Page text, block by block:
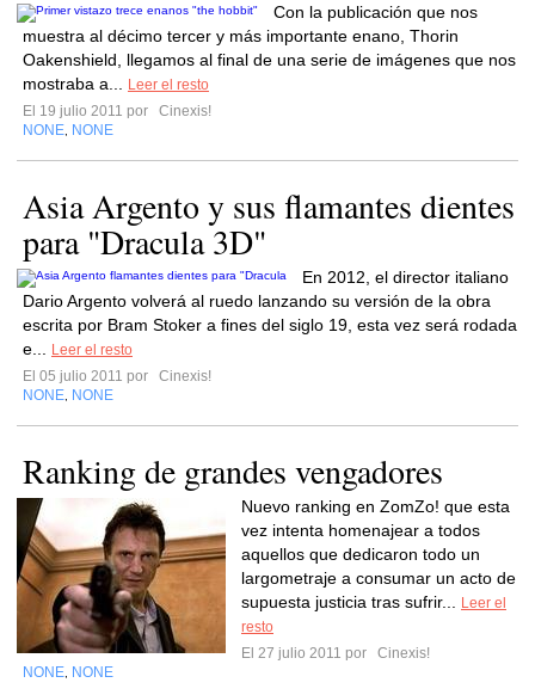
Con la publicación que nos
muestra al décimo tercer y más importante enano, Thorin
Oakenshield, llegamos al final de una serie de imágenes que nos
mostraba a...
Leer el resto
El 19 julio 2011 por
Cinexis!
NONE NONE
Asia Argento y sus flamantes dientes
para "Dracula 3D"
En 2012, el director italiano
Dario Argento volverá al ruedo lanzando su versión de la obra
escrita por Bram Stoker a fines del siglo 19, esta vez será rodada
e...
Leer el resto
El 05 julio 2011 por
Cinexis!
NONE NONE
Ranking de grandes vengadores
Nuevo ranking en ZomZo! que esta
vez intenta homenajear a todos
aquellos que dedicaron todo un
largometraje a consumar un acto de
supuesta justicia tras sufrir...
Leer el
resto
El 27 julio 2011 por
Cinexis!
NONE NONE